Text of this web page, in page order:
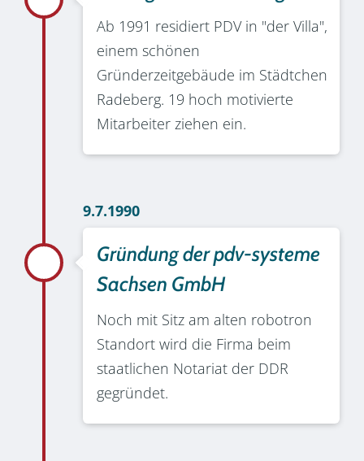
Ab 1991 residiert PDV in "der Villa",
einem schönen
Gründerzeitgebäude im Städtchen
Radeberg. 19 hoch motivierte
Mitarbeiter ziehen ein.
9.7.1990
Gründung der pdv-systeme
Sachsen GmbH
Noch mit Sitz am alten robotron
Standort wird die Firma beim
staatlichen Notariat der DDR
gegründet.